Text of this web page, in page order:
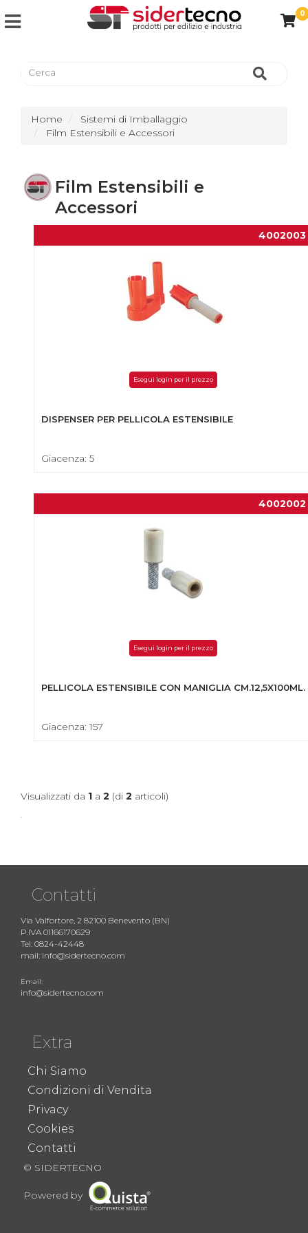
0
Home
Sistemi di Imballaggio
Film Estensibili e Accessori
Film Estensibili e
Accessori
4002003
Esegui login per il prezzo
DISPENSER PER PELLICOLA ESTENSIBILE
Giacenza: 5
4002002
Esegui login per il prezzo
PELLICOLA ESTENSIBILE CON MANIGLIA CM.12,5X100ML.
Giacenza: 157
Visualizzati da 1 a 2 (di 2 articoli)
Contatti
Via Valfortore, 2 82100 Benevento (BN)
P.IVA 01166170629
Tel: 0824-42448
mail: info@sidertecno.com
Email:
info@sidertecno.com
Extra
Chi Siamo
Condizioni di Vendita
Privacy
Cookies
Contatti
© SIDERTECNO
Powered by